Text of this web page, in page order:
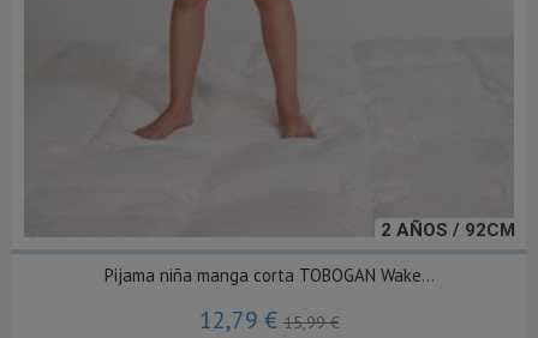
2 AÑOS / 92CM
Pijama niña manga corta TOBOGAN Wake...
12,79 €15,99 €